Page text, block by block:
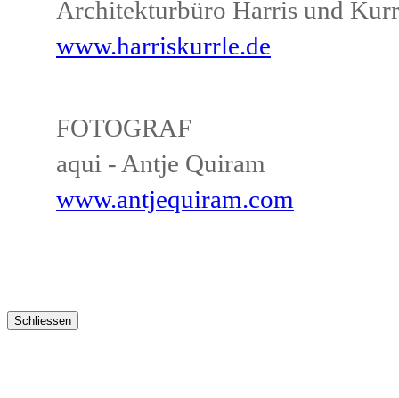
Architekturbüro Harris und
www.harriskurrle.de
FOTOGRAF
aqui - Antje Quiram
www.antjequiram.com
Schliessen